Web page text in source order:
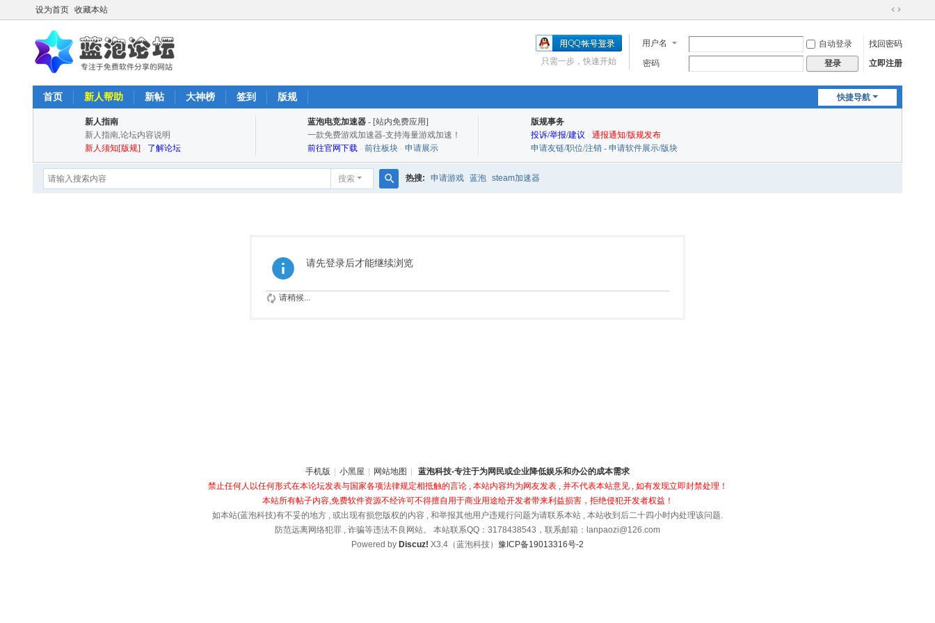
设为首页 收藏本站
切
到
宽
用户名 自动登录
找回密码
密码
登录 立即注册
只需一步，快速开始
快捷导航
首页 新人帮助 新帖 大神榜 签到 版规
新人指南
新人指南,论坛内容说明
新人须知[版规] - 了解论坛
蓝泡电竞加速器 - [站内免费应用]
一款免费游戏加速器-支持海量游戏加速！
前往官网下载 - 前往板块 - 申请展示
版规事务
投诉/举报/建议 - 通报通知/版规发布
申请友链/职位/注销 - 申请软件展示/版块
搜索 热搜: 申请游戏 蓝泡 steam加速器
请先登录后才能继续浏览
请稍候...
手机版 小黑屋 网站地图
蓝泡科技-专注于为网民或企业降低娱乐和办公的成本需求
禁止任何人以任何形式在本论坛发表与国家各项法律规定相抵触的言论 , 本站内容均为网友发表 , 并不代表本站意见 , 如有发现立即封禁处理！
本站所有帖子内容,免费软件资源不经许可不得擅自用于商业用途给开发者带来利益损害，拒绝侵犯开发者权益！
如本站(蓝泡科技)有不妥的地方 , 或出现有损您版权的内容 , 和举报其他用户违规行问题为请联系本站 , 本站收到后二十四小时内处理该问题.
防范远离网络犯罪 , 诈骗等违法不良网站。 本站联系QQ：3178438543，联系邮箱：lanpaozi@126.com
Powered by Discuz! X3.4（蓝泡科技） 豫ICP备19013316号-2